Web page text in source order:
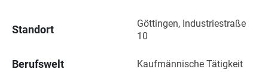
Standort
Göttingen, Industriestraße
10
Berufswelt Kaufmännische Tätigkeit